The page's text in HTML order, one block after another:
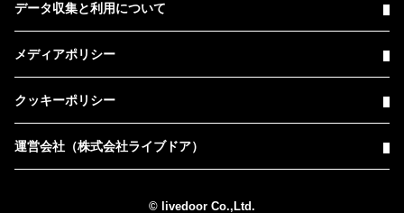
データ収集と利用について
メディアポリシー
クッキーポリシー
運営会社（株式会社ライブドア）
© livedoor Co.,Ltd.